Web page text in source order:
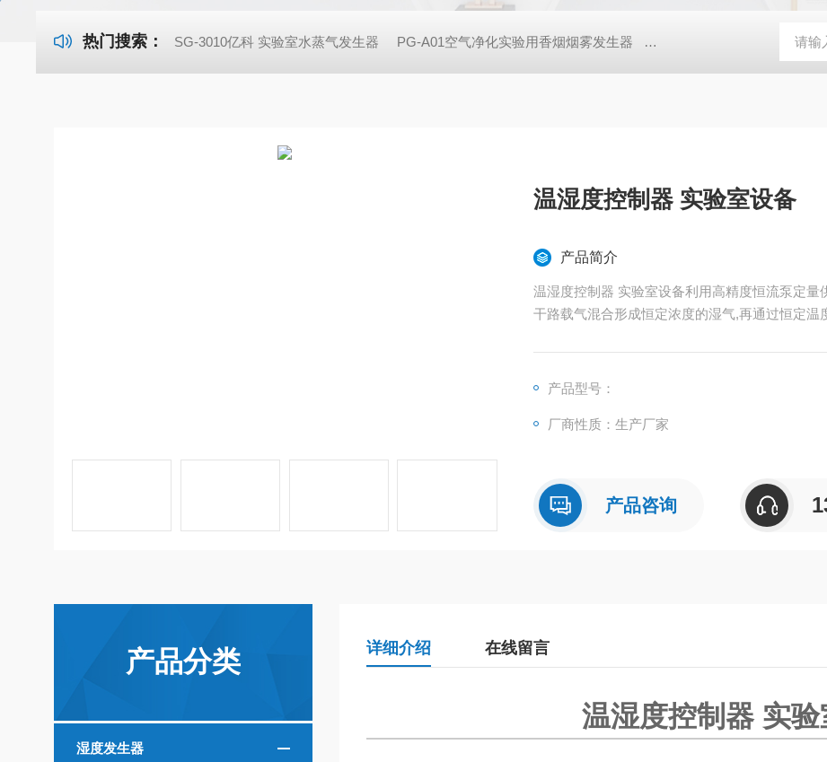
热门搜索： SG-3010亿科 实验室水蒸气发生器 PG-A01空气净化实验用香烟烟雾发生器 亿科 实验室SCR脱硝催化剂
温湿度控制器 实验室设备
产品简介
温湿度控制器 实验室设备利用高精度恒流泵定
干路载气混合形成恒定浓度的湿气,再通过恒定温
产品型号：
厂商性质：生产厂家
产品咨询
产品分类
湿度发生器
详细介绍 在线留言
温湿度控制器 实